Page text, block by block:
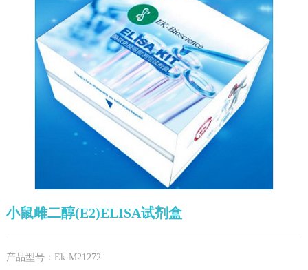
小鼠雌二醇(E2)ELISA试剂盒
产品型号：Ek-M21272